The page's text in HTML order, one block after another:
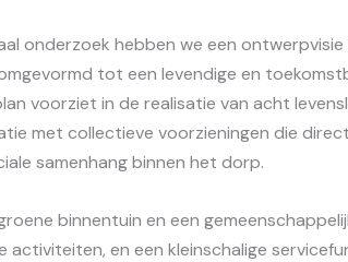
onderzoek hebben we een
tot een levendige en
voorziet in de realisatie van acht
met collectieve voorzieningen die
samenhang binnen het dorp.
binnentuin en een
en een kleinschalige